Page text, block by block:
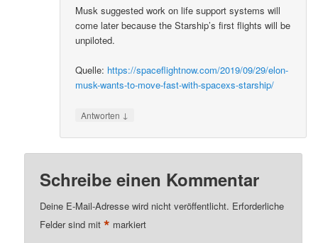
Musk suggested work on life support systems will
come later because the Starship’s first flights will be
unpiloted.
Quelle: https://spaceflightnow.com/2019/09/29/elon-
musk-wants-to-move-fast-with-spacexs-starship/
Antworten ↓
Schreibe einen Kommentar
Deine E-Mail-Adresse wird nicht veröffentlicht. Erforderliche
Felder sind mit* markiert